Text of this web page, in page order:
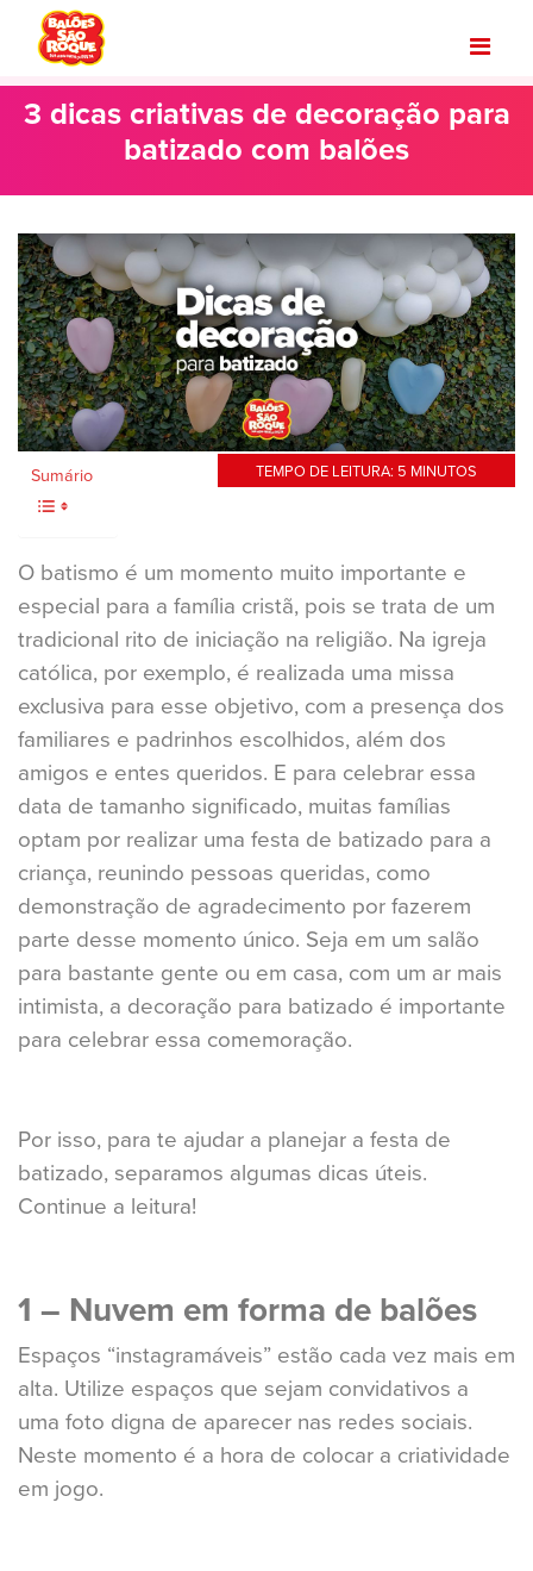
3 dicas criativas de decoração para
batizado com balões
TEMPO DE LEITURA: 5 MINUTOS
Sumário
O batismo é um momento muito importante e
especial para a família cristã, pois se trata de um
tradicional rito de iniciação na religião. Na igreja
católica, por exemplo, é realizada uma missa
exclusiva para esse objetivo, com a presença dos
familiares e padrinhos escolhidos, além dos
amigos e entes queridos. E para celebrar essa
data de tamanho significado, muitas famílias
optam por realizar uma festa de batizado para a
criança, reunindo pessoas queridas, como
demonstração de agradecimento por fazerem
parte desse momento único. Seja em um salão
para bastante gente ou em casa, com um ar mais
intimista, a decoração para batizado é importante
para celebrar essa comemoração.
Por isso, para te ajudar a planejar a festa de
batizado, separamos algumas dicas úteis.
Continue a leitura!
1 – Nuvem em forma de balões
Espaços “instagramáveis” estão cada vez mais em
alta. Utilize espaços que sejam convidativos a
uma foto digna de aparecer nas redes sociais.
Neste momento é a hora de colocar a criatividade
em jogo.